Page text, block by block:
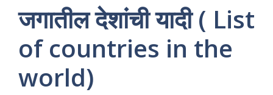
जगातील देशांची यादी ( List
of countries in the
world)